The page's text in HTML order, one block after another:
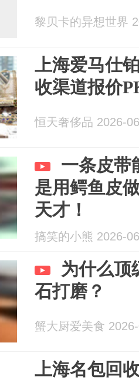
黎贝卡的异想世界
上海爱马仕
收渠道报价
恒天奢侈品 2026-
一条皮带
是用鳄鱼皮
天才！
搞笑的小熊 2026-
为什么顶
石打磨？
蟹大厨爱美食
上海名包回